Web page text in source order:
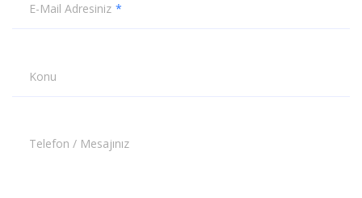
E-Mail Adresiniz
Konu
Telefon / Mesajınız